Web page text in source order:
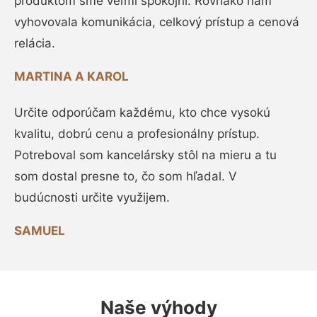
vyhovovala komunikácia, celkový prístup a cenová
relácia.
MARTINA A KAROL
Určite odporúčam každému, kto chce vysokú
kvalitu, dobrú cenu a profesionálny prístup.
Potreboval som kancelársky stôl na mieru a tu
som dostal presne to, čo som hľadal. V
budúcnosti určite využijem.
SAMUEL
Naše výhody